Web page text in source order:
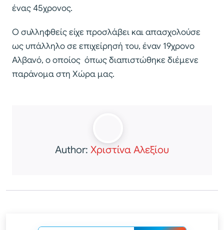
ένας 45χρονος.
Ο συλληφθείς είχε προσλάβει και απασχολούσε
ως υπάλληλο σε επιχείρησή του, έναν 19χρονο
Αλβανό, ο οποίος όπως διαπιστώθηκε διέμενε
παράνομα στη Χώρα μας.
Author: Χριστίνα Αλεξίου